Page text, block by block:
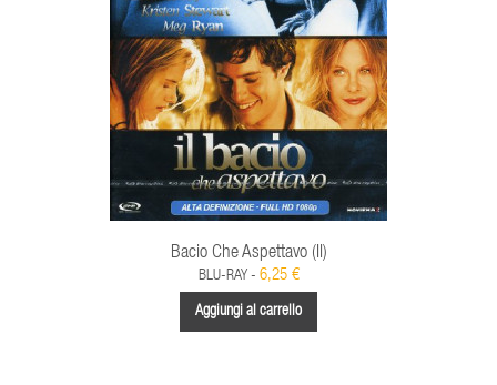
Bacio Che Aspettavo (Il)
BLU-RAY - 6,25 €
Aggiungi al carrello